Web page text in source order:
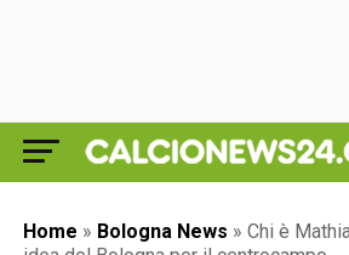
Home » Bologna News » Chi è